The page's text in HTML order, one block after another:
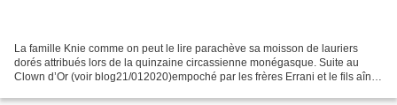
La famille Knie comme on peut le lire parachève sa moisson de lauriers
dorés attribués lors de la quinzaine circassienne monégasque. Suite au
Clown d’Or (voir blog21/012020)empoché par les frères Errani et le fils aîné